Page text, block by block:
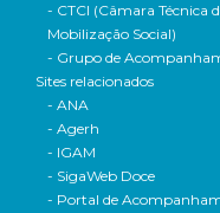
- CTCI (Câmara Técnica
Mobilização Social)
- Grupo de
Sites relacionados
- ANA
- Agerh
- IGAM
- SigaWeb Doce
- Portal de